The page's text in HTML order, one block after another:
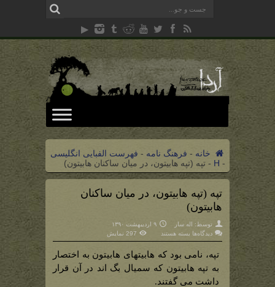
خانه - فرهنگ نامه - فهرست الفبایی انگلیسی
-
H
- تپه (تپه هابیتون، در میان ساکنان هابیتون)
تپه (تپه هابیتون، در میان ساکنان
هابیتون)
توسط: اله سار
۹ اردیبهشت ۱۳۹۰
دیدگاه‌ها برای
هابیتون،
در
میان
ساکنان
هابیتون)
بسته هستند 297 نمایش
تپه، نامی بود که هابیتهای هابیتون به اختصار
به تپه هابیتون که سمیال بگ اند در آن قرار
داشت می گفتند.